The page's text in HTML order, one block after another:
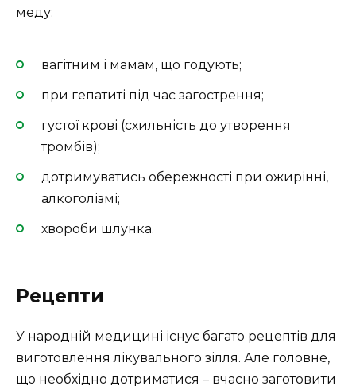
меду:
вагітним і мамам, що годують;
при гепатиті під час загострення;
густої крові (схильність до утворення
тромбів);
дотримуватись обережності при ожирінні,
алкоголізмі;
хвороби шлунка.
Рецепти
У народній медицині існує багато рецептів для
виготовлення лікувального зілля. Але головне,
що необхідно дотриматися – вчасно заготовити